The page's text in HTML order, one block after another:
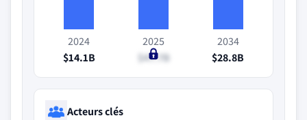
2024
$14.1B
2025
$47.7B
2034
$28.8B
Acteurs clés